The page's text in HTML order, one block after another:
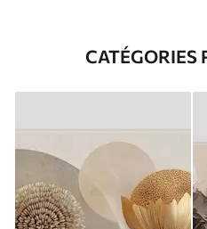
CATÉGORIES